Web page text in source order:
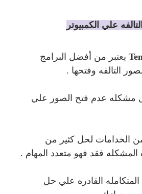
علي الكمبيوتر
T يعتبر من أفضل البرامج
التالفه وفتحها .
مشكله عدم فتح الصور علي
الخدامات لحل كثير من
فقد فهو متعدد المهام .
القادره علي حل